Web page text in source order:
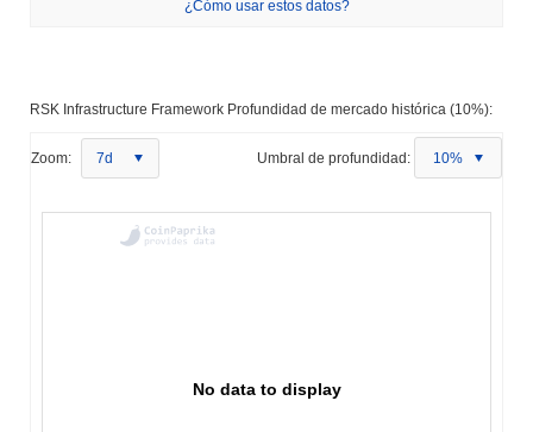
¿Cómo usar estos datos?
RSK Infrastructure Framework Profundidad de mercado histórica (10%):
Zoom: 7d Umbral de profundidad: 10%
No data to display